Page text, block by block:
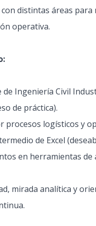
distintas áreas para
operativa.
de Ingeniería Civil
de práctica).
procesos logísticos y
de Excel
en herramientas de
mirada analítica y